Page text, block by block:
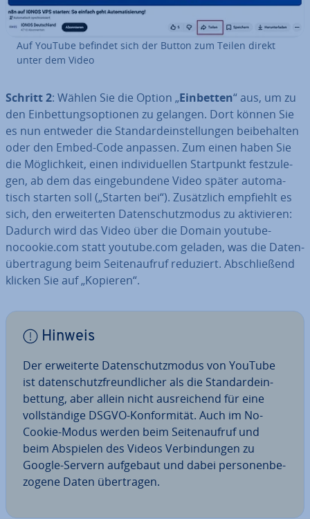
Auf YouTube befindet sich der Button zum Teilen direkt
unter dem Video
Schritt 2: Wählen Sie die Option „Einbetten“ aus, um zu
den Ein­bet­tungs­op­tio­nen zu gelangen. Dort können Sie
es nun entweder die Stan­dard­ein­stel­lun­gen bei­be­hal­ten
oder den Embed-Code anpassen. Zum einen haben Sie
die Mög­lich­keit, einen in­di­vi­du­el­len Start­punkt fest­zu­le­
gen, ab dem das ein­ge­bun­de­ne Video später au­to­ma­
tisch starten soll („Starten bei“). Zu­sätz­lich empfiehlt es
sich, den er­wei­ter­ten Da­ten­schutz­mo­dus zu ak­ti­vie­ren:
Dadurch wird das Video über die Domain youtube-
nocookie.com statt youtube.com geladen, was die Da­ten­
über­tra­gung beim Sei­ten­auf­ruf reduziert. Ab­schlie­ßend
klicken Sie auf „Kopieren“.
Hinweis
Der er­wei­ter­te Da­ten­schutz­mo­dus von YouTube
ist da­ten­schutz­freund­li­cher als die Stan­dard­ein­
bet­tung, aber allein nicht aus­rei­chend für eine
voll­stän­di­ge DSGVO-Kon­for­mi­tät. Auch im No-
Cookie-Modus werden beim Sei­ten­auf­ruf und
beim Abspielen des Videos Ver­bin­dun­gen zu
Google-Servern aufgebaut und dabei per­so­nen­be­
zo­ge­ne Daten über­tra­gen.